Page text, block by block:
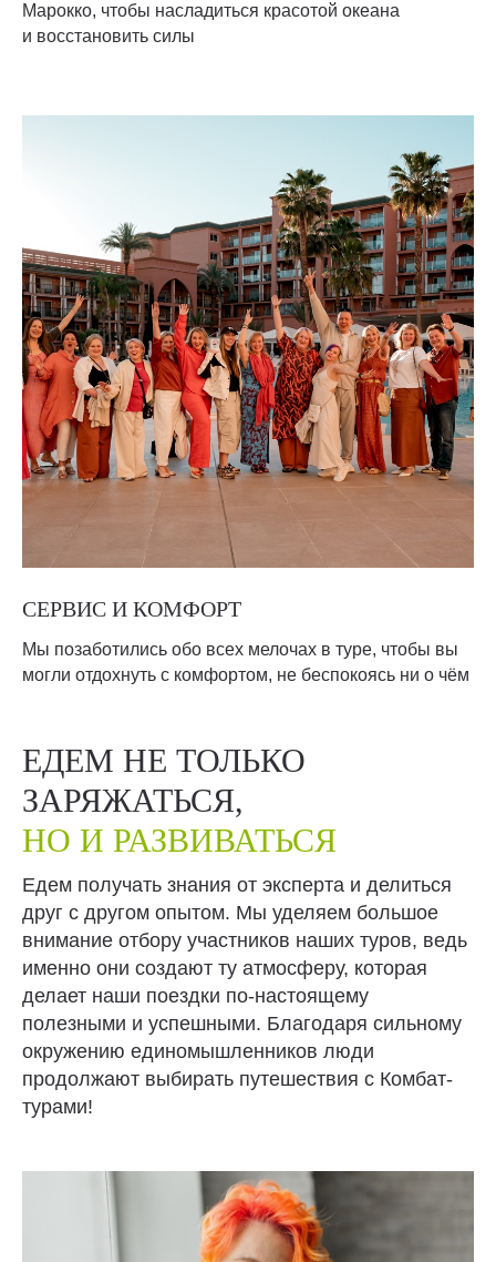
Марокко, чтобы насладиться красотой океана
и восстановить силы
СЕРВИС И КОМФОРТ
Мы позаботились обо всех мелочах в туре, чтобы вы
могли отдохнуть с комфортом, не беспокоясь ни о чём
ЕДЕМ НЕ ТОЛЬКО
ЗАРЯЖАТЬСЯ,
НО И РАЗВИВАТЬСЯ
Едем получать знания от эксперта и делиться
друг с другом опытом. Мы уделяем большое
внимание отбору участников наших туров, ведь
именно они создают ту атмосферу, которая
делает наши поездки по-настоящему
полезными и успешными. Благодаря сильному
окружению единомышленников люди
продолжают выбирать путешествия с Комбат-
турами!